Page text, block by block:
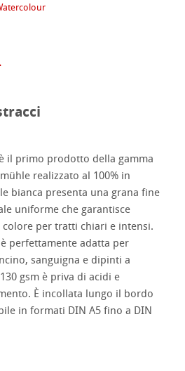
il primo prodotto della gamma
realizzato al 100% in
bianca presenta una grana fine
uniforme che garantisce
per tratti chiari e intensi.
perfettamente adatta per
sanguigna e dipinti a
gsm è priva di acidi e
È incollata lungo il bordo
in formati DIN A5 fino a DIN